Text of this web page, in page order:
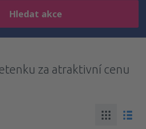
Hledat akce
za atraktivní cenu